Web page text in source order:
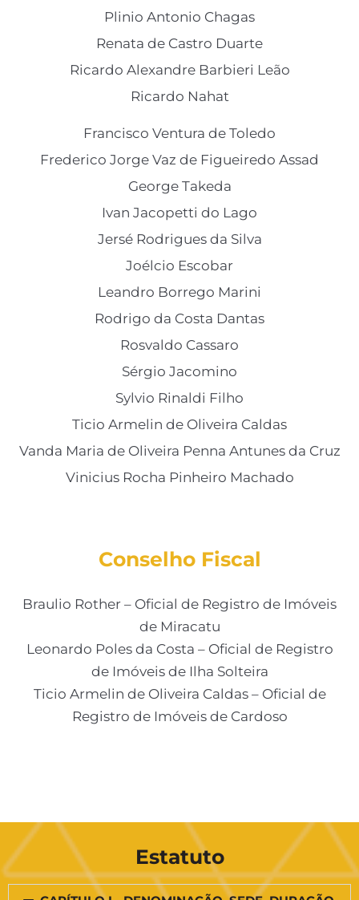
Plinio Antonio Chagas
Renata de Castro Duarte
Ricardo Alexandre Barbieri Leão
Ricardo Nahat
Francisco Ventura de Toledo
Frederico Jorge Vaz de Figueiredo Assad
George Takeda
Ivan Jacopetti do Lago
Jersé Rodrigues da Silva
Joélcio Escobar
Leandro Borrego Marini
Rodrigo da Costa Dantas
Rosvaldo Cassaro
Sérgio Jacomino
Sylvio Rinaldi Filho
Ticio Armelin de Oliveira Caldas
Vanda Maria de Oliveira Penna Antunes da Cruz
Vinicius Rocha Pinheiro Machado
Conselho Fiscal
Braulio Rother – Oficial de Registro de Imóveis
de Miracatu
Leonardo Poles da Costa – Oficial de Registro
de Imóveis de Ilha Solteira
Ticio Armelin de Oliveira Caldas – Oficial de
Registro de Imóveis de Cardoso
Estatuto